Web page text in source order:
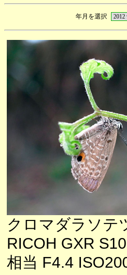
年月を選択
クロマダラソテ
RICOH GXR
相当 F4.4